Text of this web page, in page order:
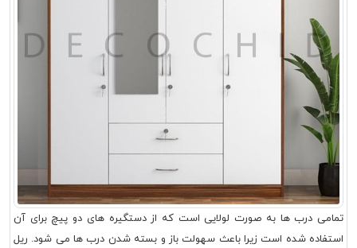
تمامی درب ها به صورت لولایی است که از دستگیره های دو پیچ برای آن
استفاده شده است زیرا باعث سهولت باز و بسته شدن درب ها می شود. ریل